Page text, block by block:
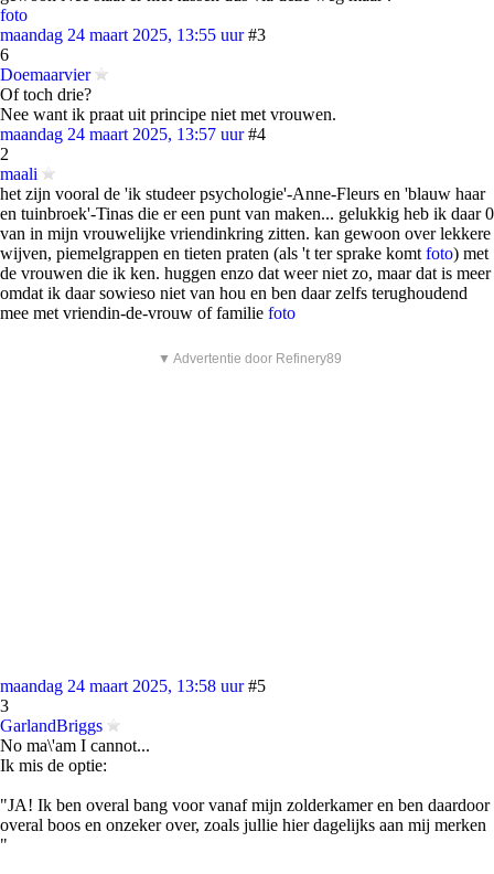
foto
maandag 24 maart 2025, 13:55 uur #3
6
Doemaarvier
Of toch drie?
Nee want ik praat uit principe niet met vrouwen.
maandag 24 maart 2025, 13:57 uur #4
2
maali
het zijn vooral de 'ik studeer psychologie'-Anne-Fleurs en 'blauw haar
en tuinbroek'-Tinas die er een punt van maken... gelukkig heb ik daar 0
van in mijn vrouwelijke vriendinkring zitten. kan gewoon over lekkere
wijven, piemelgrappen en tieten praten (als 't ter sprake komt foto) met
de vrouwen die ik ken. huggen enzo dat weer niet zo, maar dat is meer
omdat ik daar sowieso niet van hou en ben daar zelfs terughoudend
mee met vriendin-de-vrouw of familie foto
▼ Advertentie door Refinery89
maandag 24 maart 2025, 13:58 uur #5
3
GarlandBriggs
No ma\'am I cannot...
Ik mis de optie:
"JA! Ik ben overal bang voor vanaf mijn zolderkamer en ben daardoor
overal boos en onzeker over, zoals jullie hier dagelijks aan mij merken
"